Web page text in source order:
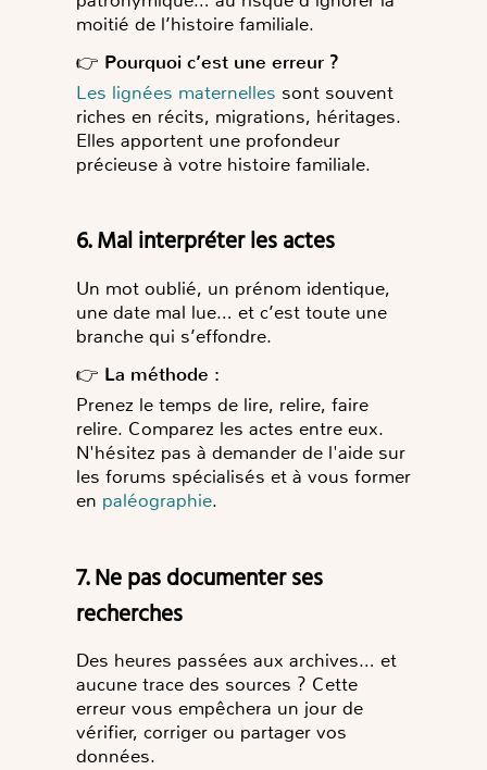
moitié de l’histoire familiale.
👉 Pourquoi c’est une erreur ?
Les lignées maternelles sont souvent
riches en récits, migrations, héritages.
Elles apportent une profondeur
précieuse à votre histoire familiale.
6. Mal interpréter les actes
Un mot oublié, un prénom identique,
une date mal lue… et c’est toute une
branche qui s’effondre.
👉 La méthode :
Prenez le temps de lire, relire, faire
relire. Comparez les actes entre eux.
N'hésitez pas à demander de l'aide sur
les forums spécialisés et à vous former
en paléographie.
7. Ne pas documenter ses
recherches
Des heures passées aux archives… et
aucune trace des sources ? Cette
erreur vous empêchera un jour de
vérifier, corriger ou partager vos
données.